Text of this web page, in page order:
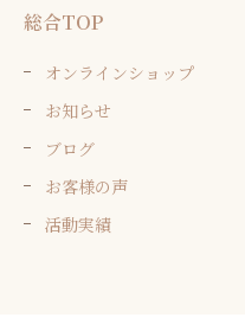
総合TOP
オンラインショップ
お知らせ
ブログ
お客様の声
活動実績